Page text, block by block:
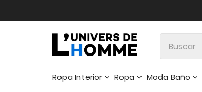
Ropa Interior Ropa Moda Baño